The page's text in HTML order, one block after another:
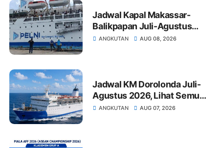
Jadwal Kapal Makassar-
Balikpapan Juli-Agustus
2026: Tarif dan Jadwal
ANGKUTAN AUG 08, 2026
Jadwal KM Dorolonda Juli-
Agustus 2026, Lihat Semua
Pelabuhan Singgah
ANGKUTAN AUG 07, 2026